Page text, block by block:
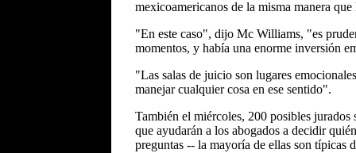
mexicoamericanos de la misma manera
"En este caso", dijo Mc Williams, "es
momentos, y había una enorme inversión
"Las salas de juicio son lugares
manejar cualquier cosa en ese sentido".
También el miércoles, 200 posibles
que ayudarán a los abogados a decidir
preguntas -- la mayoría de ellas son típicas